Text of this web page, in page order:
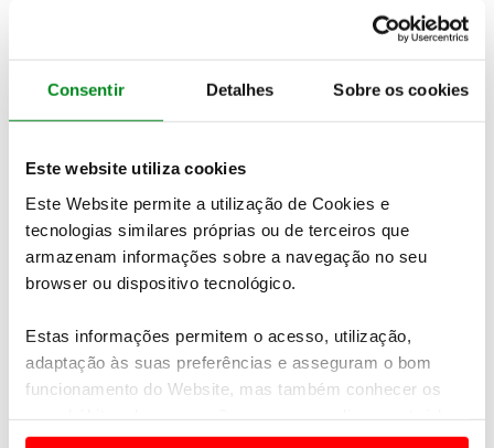
Consentir Detalhes Sobre os cookies
Este website utiliza cookies
Este Website permite a utilização de Cookies e
tecnologias similares próprias ou de terceiros que
armazenam informações sobre a navegação no seu
browser ou dispositivo tecnológico.
Estas informações permitem o acesso, utilização,
adaptação às suas preferências e asseguram o bom
funcionamento do Website, mas também conhecer os
e anúncios de modo a promover produtos e/ou serviços.
aumento previsto desse custo através de
legislação assinada pela Comissão Europeia,
dióxido de carbono.
passageiros devem ficar de fora desse aumento,
já quecabe à Comissão Europeia ter um papel
claro na simplificação da vida das pessoas, não
adicionando mais fardos à mobilidade.
automobilista já paga de impostos, diretos e
indiretos, ao longo do ciclo de vida do automóvel é
mais do que suficiente para custear a manutenção
da rede rodoviária.